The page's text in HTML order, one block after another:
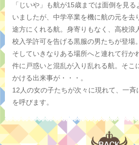
「じいや」も航が15歳までは面倒を見
いましたが、中学卒業を機に航の元を去
途方にくれる航。身寄りもなく、高校浪
校入学許可を告げる黒服の男たちが登場。
そしていきなりある場所へと連れて行か
件に戸惑いと混乱が入り乱れる航。そこ
かける出来事が・・・。
12人の女の子たちが次々に現れて、一斉
を呼びます。